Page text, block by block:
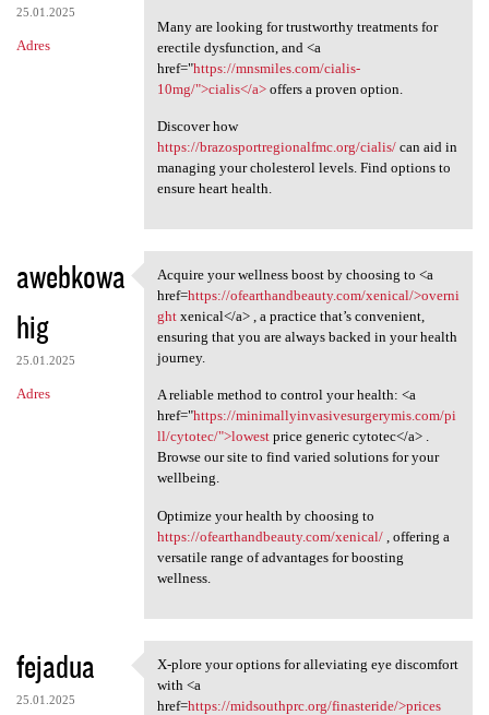
25.01.2025
Adres
Many are looking for trustworthy treatments for
erectile dysfunction, and <a
href="https://mnsmiles.com/cialis-
10mg/">cialis</a>offers a proven option.
Discover how
https://brazosportregionalfmc.org/cialis/can aid in
managing your cholesterol levels. Find options to
ensure heart health.
awebkowa
hig
25.01.2025
Adres
Acquire your wellness boost
Acquire your wellness boost by choosing to <a
href=https://ofearthandbeauty.com/xenical/>overni
ghtxenical</a> , a practice that’s convenient,
ensuring that you are always backed in your health
journey.
A reliable method to control your health: <a
href="https://minimallyinvasivesurgerymis.com/pi
ll/cytotec/">lowestprice generic cytotec</a> .
Browse our site to find varied solutions for your
wellbeing.
Optimize your health by choosing to
https://ofearthandbeauty.com/xenical/, offering a
versatile range of advantages for boosting
wellness.
fejadua
25.01.2025
X-plore your options for
X-plore your options for alleviating eye discomfort
with <a
href=https://midsouthprc.org/finasteride/>prices